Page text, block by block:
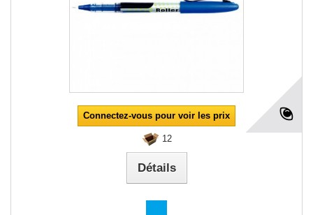
Connectez-vous pour voir les prix
12
Détails